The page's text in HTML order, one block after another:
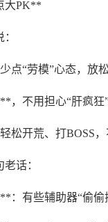
大PK**
点“劳模”心态，放松
，不用担心“肝疯狂”
松开荒、打BOSS，
话：
：有些辅助器“偷偷